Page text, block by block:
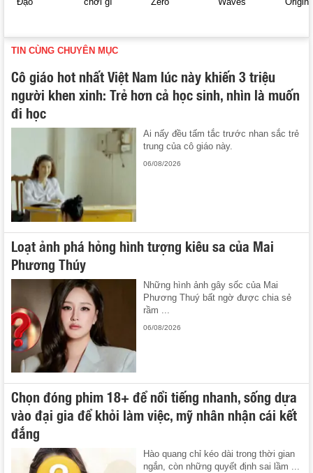
TIN CÙNG CHUYÊN MỤC
Cô giáo hot nhất Việt Nam lúc này khiến 3 triệu
người khen xinh: Trẻ hơn cả học sinh, nhìn là muốn
đi học
Ai nấy đều tấm tắc trước nhan sắc trẻ
trung của cô giáo này.
06/08/2026
Loạt ảnh phá hỏng hình tượng kiêu sa của Mai
Phương Thúy
Những hình ảnh gây sốc của Mai
Phương Thuý bất ngờ được chia sẻ
rầm ...
06/08/2026
Chọn đóng phim 18+ để nổi tiếng nhanh, sống dựa
vào đại gia để khỏi làm việc, mỹ nhân nhận cái kết
đắng
Hào quang chỉ kéo dài trong thời gian
ngắn, còn những quyết định sai lầm ...